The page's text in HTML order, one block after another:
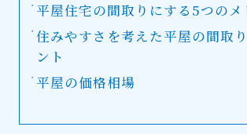
平屋住宅の間取りにする5つのメ
住みやすさを考えた平屋の間取
ント
平屋の価格相場